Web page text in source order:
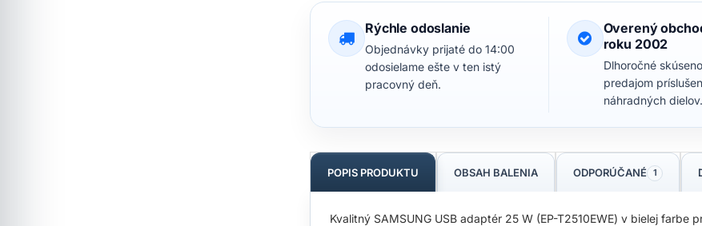
Rýchle odoslanie
Objednávky prijaté do 14:00
odosielame ešte v ten istý
pracovný deň.
Overený
roku 2002
Dlhoročné
predajom
náhradných dielov.
POPIS PRODUKTU OBSAH BALENIA ODPORÚČANÉ 1
Kvalitný SAMSUNG USB adaptér 25 W (EP-T2510EWE) v bielej farbe